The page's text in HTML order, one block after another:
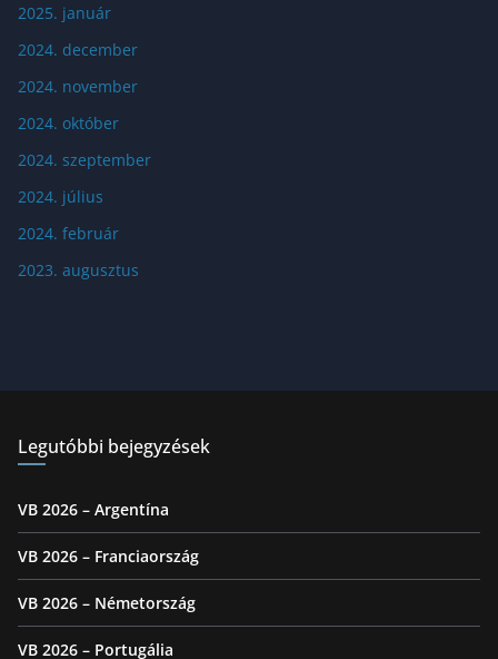
2025. január
2024. december
2024. november
2024. október
2024. szeptember
2024. július
2024. február
2023. augusztus
Legutóbbi bejegyzések
VB 2026 – Argentína
VB 2026 – Franciaország
VB 2026 – Németország
VB 2026 – Portugália